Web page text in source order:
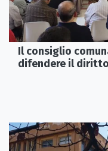
Il consiglio
difendere il